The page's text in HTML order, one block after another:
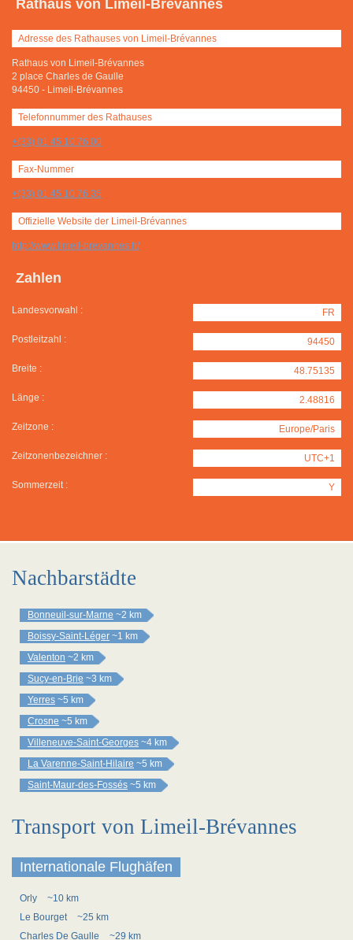
Rathaus von Limeil-Brévannes
Adresse des Rathauses von Limeil-Brévannes
Rathaus von Limeil-Brévannes
2 place Charles de Gaulle
94450 - Limeil-Brévannes
Telefonnummer des Rathauses
+(33) 01 45 10 76 00
Fax-Nummer
+(33) 01 45 10 76 35
Offizielle Website der Limeil-Brévannes
http://www.limeil-brevannes.fr/
Zahlen
Landesvorwahl : FR
Postleitzahl : 94450
Breite : 48.75135
Länge : 2.48816
Zeitzone : Europe/Paris
Zeitzonenbezeichner : UTC+1
Sommerzeit : Y
Nachbarstädte
Bonneuil-sur-Marne ~2 km
Boissy-Saint-Léger ~1 km
Valenton ~2 km
Sucy-en-Brie ~3 km
Yerres ~5 km
Crosne ~5 km
Villeneuve-Saint-Georges ~4 km
La Varenne-Saint-Hilaire ~5 km
Saint-Maur-des-Fossés ~5 km
Transport von Limeil-Brévannes
Internationale Flughäfen
Orly
~10 km
Le Bourget
~25 km
Charles De Gaulle
~29 km